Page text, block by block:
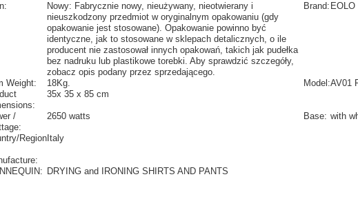
Nowy: Fabrycznie nowy, nieużywany, nieotwierany i
nieuszkodzony przedmiot w oryginalnym opakowaniu (gdy
opakowanie jest stosowane). Opakowanie powinno być
identyczne, jak to stosowane w sklepach detalicznych, o ile
producent nie zastosował innych opakowań, takich jak pudełka
bez nadruku lub plastikowe torebki. Aby sprawdzić szczegóły,
zobacz opis podany przez sprzedającego.
Brand:
Weight: 18Kg. Model:AV01
35x 35 x 85 cm
/
2650 watts Base: with
Region Italy
DRYING and IRONING SHIRTS AND PANTS